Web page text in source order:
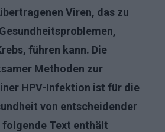
Viren, das zu
führen kann. Die
Methoden zur
HPV-Infektion ist für die
von entscheidender
folgende Text enthält